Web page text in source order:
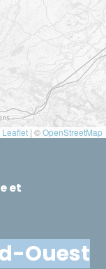
Leaflet | ©OpenStreetMap
et
Ouest